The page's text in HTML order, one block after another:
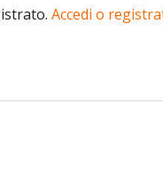
Accedi o